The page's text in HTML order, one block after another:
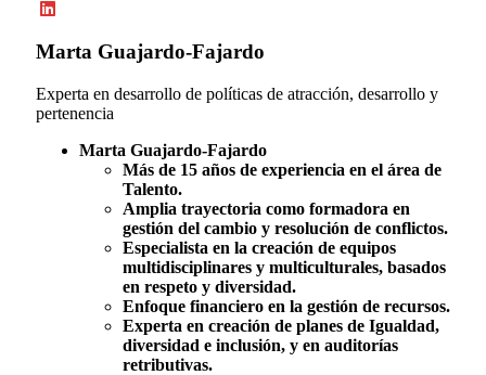
Marta Guajardo-Fajardo
Experta en desarrollo de políticas de atracción, desarrollo y
pertenencia
Marta Guajardo-Fajardo
Más de 15 años de experiencia en el área de
Talento.
Amplia trayectoria como formadora en
gestión del cambio y resolución de conflictos.
Especialista en la creación de equipos
multidisciplinares y multiculturales, basados
en respeto y diversidad.
Enfoque financiero en la gestión de recursos.
Experta en creación de planes de Igualdad,
diversidad e inclusión, y en auditorías
retributivas.